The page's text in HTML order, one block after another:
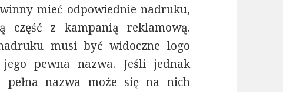
mieć odpowiednie nadruku,
część z kampanią reklamową.
musi być widoczne logo
pewna nazwa. Jeśli jednak
nazwa może się na nich